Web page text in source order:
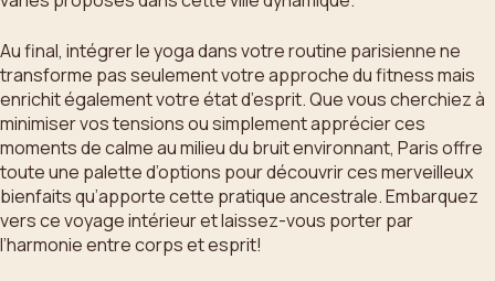
Au final, intégrer le yoga dans votre routine parisienne ne
transforme pas seulement votre approche du fitness mais
enrichit également votre état d’esprit. Que vous cherchiez à
minimiser vos tensions ou simplement apprécier ces
moments de calme au milieu du bruit environnant, Paris offre
toute une palette d’options pour découvrir ces merveilleux
bienfaits qu’apporte cette pratique ancestrale. Embarquez
vers ce voyage intérieur et laissez-vous porter par
l’harmonie entre corps et esprit!